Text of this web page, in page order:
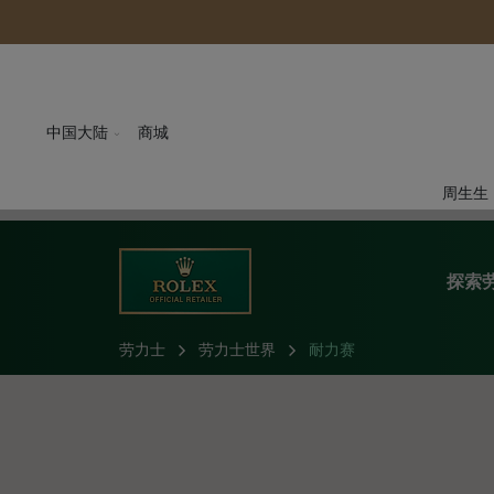
商城
中国大陆
周生生
探索
劳力士 劳力士世界 耐力赛